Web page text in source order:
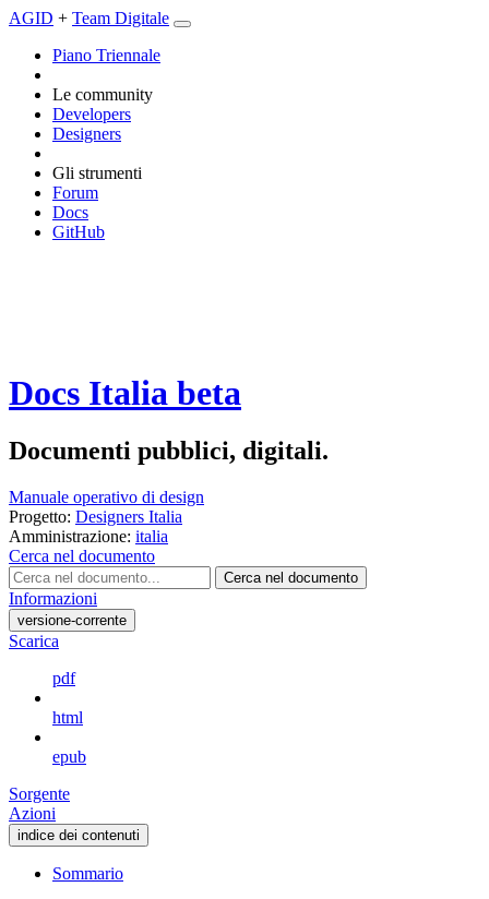
AGID + Team Digitale
Piano Triennale
Le community
Developers
Designers
Gli strumenti
Forum
Docs
GitHub
Docs Italia beta
Documenti pubblici, digitali.
Manuale operativo di design
Progetto: Designers Italia
Amministrazione: italia
Cerca nel documento
Cerca nel documento
Informazioni
versione-corrente
Scarica
pdf
html
epub
Sorgente
Azioni
indice dei contenuti
Sommario